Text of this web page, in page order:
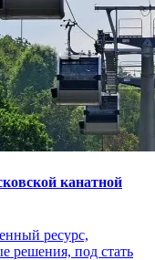
канатной
ресурс,
решения, под стать